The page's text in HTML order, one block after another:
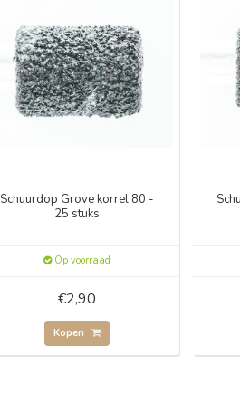
Schuurdop Grove korrel 80 -
25 stuks
Op voorraad
€2,90
Kopen